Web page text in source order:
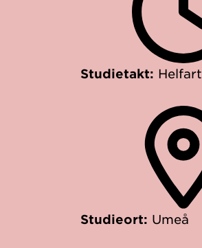
Studietakt: Helfart
Studieort: Umeå